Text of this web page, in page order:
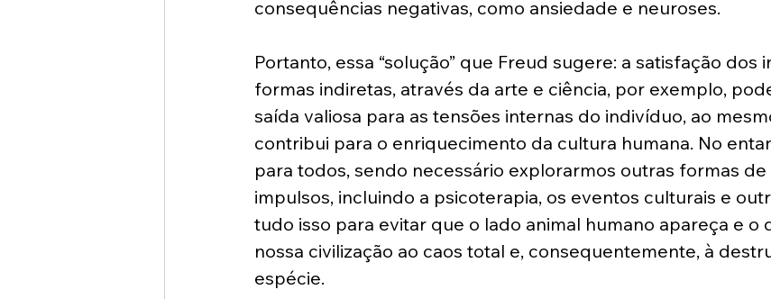
consequências negativas, como ansiedade e neuroses.
Portanto, essa “solução” que Freud sugere: a satisfação dos
formas indiretas, através da arte e ciência, por exemplo,
saída valiosa para as tensões internas do indivíduo, ao
contribui para o enriquecimento da cultura humana. No
para todos, sendo necessário explorarmos outras formas
impulsos, incluindo a psicoterapia, os eventos culturais e
tudo isso para evitar que o lado animal humano apareça e o
nossa civilização ao caos total e, consequentemente, à
espécie.